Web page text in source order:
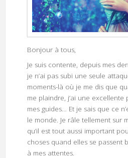
Bonjour à tous,
Je suis contente, depuis mes
je n’ai pas subi une seule
moments-là où je me dis que
me plaindre, j’ai une excellente
mes guides… Et je sais que ce
le monde. Je râle tellement sur
qu’il est tout aussi important
choses quand elles se passent
à mes attentes.